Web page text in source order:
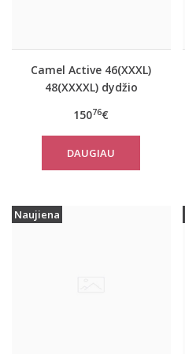
Camel Active 46(XXXL)
48(XXXXL) dydžio
spalvos moteriškas
paltas 310760
15076€
DAUGIAU
Naujiena